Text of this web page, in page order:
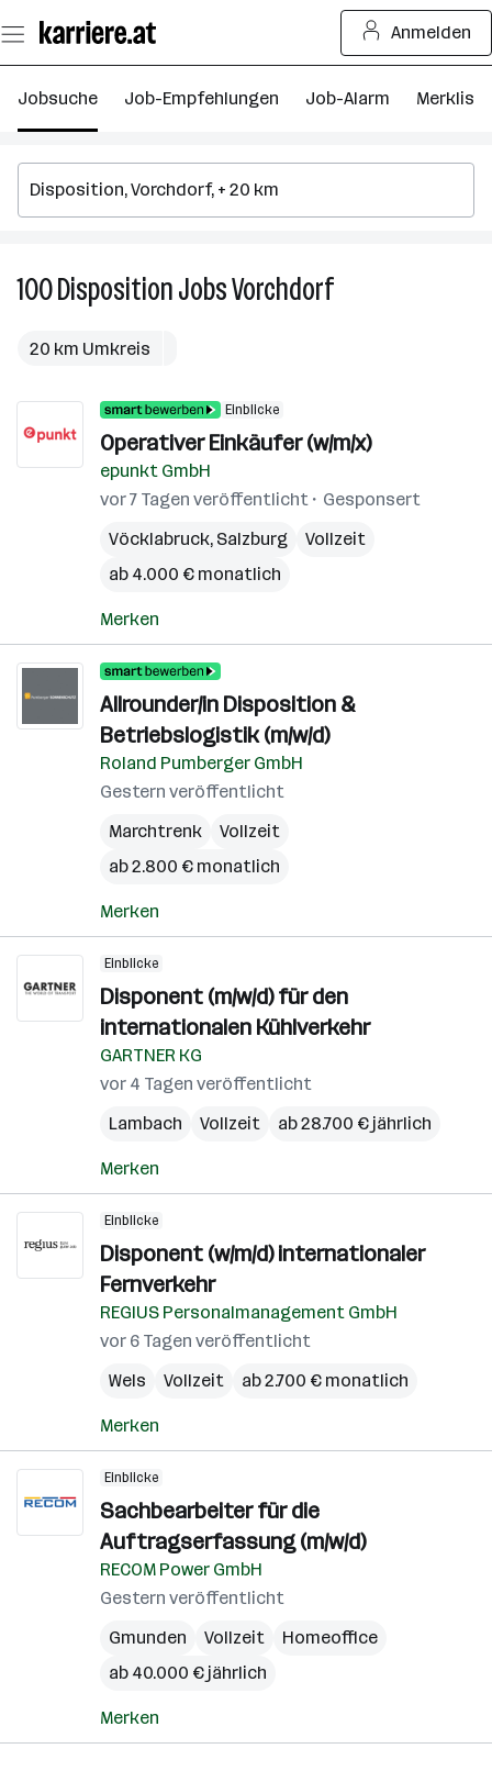
Seiteninhalt
springen
Anmelden
Jobsuche Job-Empfehlungen Job-Alarm Merkliste
100DispositionJobsVorchdorf100
20 km Umkreis
Einblicke
Operativer Einkäufer (w/m/x)
epunkt GmbH
vor 7 Tagen veröffentlicht
Gesponsert
Vöcklabruck, Salzburg
Vollzeit
ab 4.000 € monatlich
Merken
Allrounder/in Disposition &
Betriebslogistik (m/w/d)
Roland Pumberger GmbH
Gestern veröffentlicht
Marchtrenk
Vollzeit
ab 2.800 € monatlich
Merken
Einblicke
Disponent (m/w/d) für den
internationalen Kühlverkehr
GARTNER KG
vor 4 Tagen veröffentlicht
Lambach
Vollzeit ab 28.700 € jährlich
Merken
Einblicke
Disponent (w/m/d) internationaler
Fernverkehr
REGIUS Personalmanagement GmbH
vor 6 Tagen veröffentlicht
Wels
Vollzeit ab 2.700 € monatlich
Merken
Einblicke
Sachbearbeiter für die
Auftragserfassung (m/w/d)
RECOM Power GmbH
Gestern veröffentlicht
Gmunden
Vollzeit
Homeoffice
ab 40.000 € jährlich
Merken